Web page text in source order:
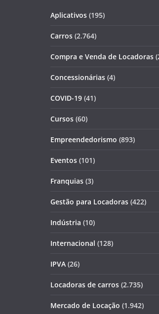
Aplicativos (195)
Carros (2.764)
Compra e Venda de Locadoras
Concessionárias (4)
COVID-19 (41)
Cursos (60)
Empreendedorismo (893)
Eventos (101)
Franquias (3)
Gestão para Locadoras (422)
Indústria (10)
Internacional (128)
IPVA (26)
Locadoras de carros (2.735)
Mercado de Locação (1.942)